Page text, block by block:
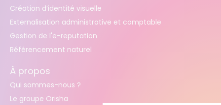
Création d’identité visuelle
Externalisation administrative et comptable
Gestion de l'e-reputation
Référencement naturel
À propos
Qui sommes-nous ?
Le groupe Orisha